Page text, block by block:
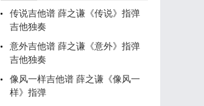
传说吉他谱 薛之谦《传说》指弹
吉他独奏
意外吉他谱 薛之谦《意外》指弹
吉他独奏
像风一样吉他谱 薛之谦《像风一
样》指弹